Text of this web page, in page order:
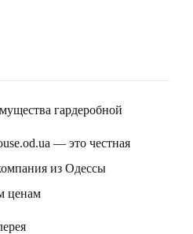
гардеробной
— это честная
из Одессы
ценам